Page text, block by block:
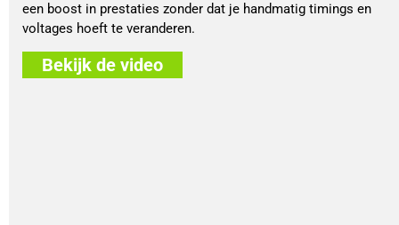
een boost in prestaties zonder dat je handmatig timings en
voltages hoeft te veranderen.
Bekijk de video